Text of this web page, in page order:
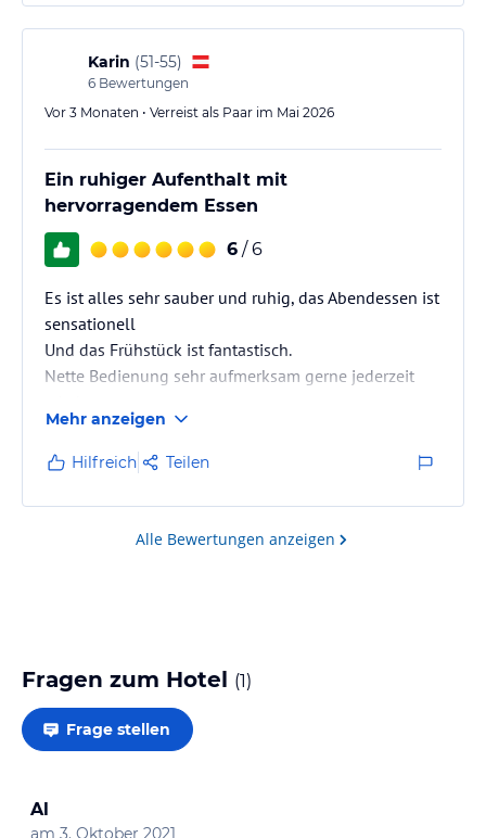
Karin (51-55)
6 Bewertungen
Vor 3 Monaten • Verreist als Paar im Mai 2026
Ein ruhiger Aufenthalt mit
hervorragendem Essen
6 / 6
Es ist alles sehr sauber und ruhig, das Abendessen ist
sensationell
Und das Frühstück ist fantastisch.
Nette Bedienung sehr aufmerksam gerne jederzeit
Mehr anzeigen
Hilfreich Teilen
Alle Bewertungen anzeigen
Fragen zum Hotel (1)
Frage stellen
Al
am 3. Oktober 2021